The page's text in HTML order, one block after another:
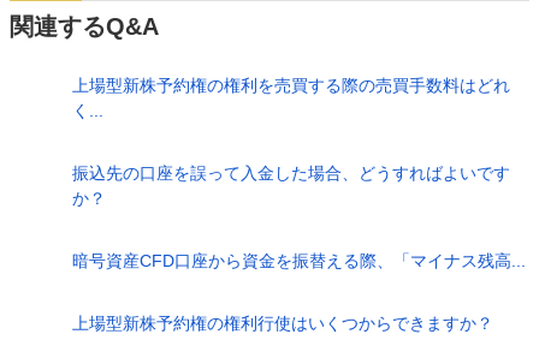
関連するQ&A
上場型新株予約権の権利を売買する際の売買手数料はどれ
く...
振込先の口座を誤って入金した場合、どうすればよいです
か？
暗号資産CFD口座から資金を振替える際、「マイナス残高...
上場型新株予約権の権利行使はいくつからできますか？